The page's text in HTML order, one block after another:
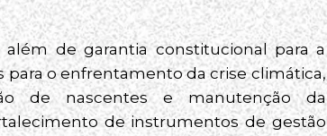
de garantia constitucional para a
para o enfrentamento da crise climática,
de nascentes e manutenção da
de instrumentos de gestão